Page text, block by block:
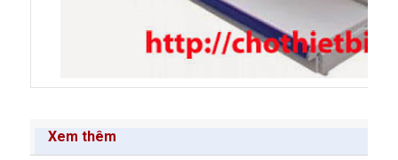
Xem thêm